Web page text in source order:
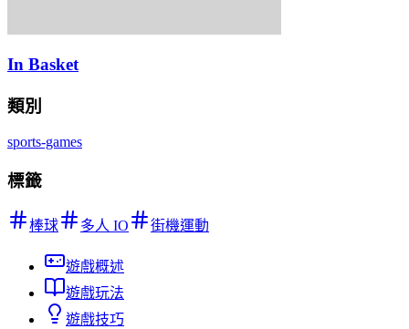
In Basket
類別
sports-games
標籤
棒球 多人 IO 街機運動
遊戲概述
遊戲玩法
遊戲技巧